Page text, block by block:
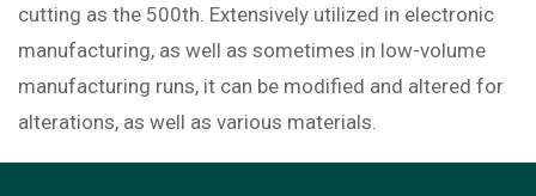
cutting as the 500th. Extensively utilized in electronic
manufacturing, as well as sometimes in low-volume
manufacturing runs, it can be modified and altered for
alterations, as well as various materials.